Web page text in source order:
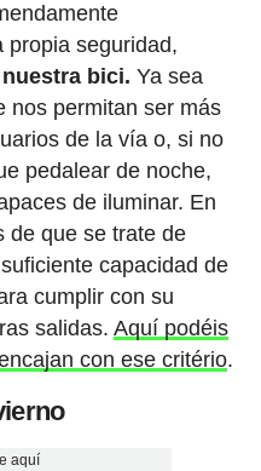
propia seguridad,
bici. Ya sea
nos permitan ser más
de la vía o, si no
pedalear de noche,
de iluminar. En
de que se trate de
capacidad de
cumplir con su
salidas. Aquí podéis
con ese critério.
aquí